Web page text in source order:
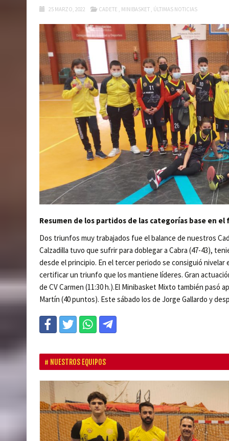
25 MARZO, 2022 CADETE , MINIBASKET , ÚLTIMAS NOTICIAS
Resumen de los partidos de las categorías base en el
Dos triunfos muy trabajados fue el balance de nuestros
Calzadilla tuvo que sufrir para doblegar a Cabra (47-43),
desde el principio. En el tercer periodo se consiguió
certificar un triunfo que los mantiene líderes. Gran
de CV Carmen (11:30 h.).El Minibasket Mixto también pasó
Martín (40 puntos). Este sábado los de Jorge Gallardo y
NUESTROS EQUIPOS
r
e
v